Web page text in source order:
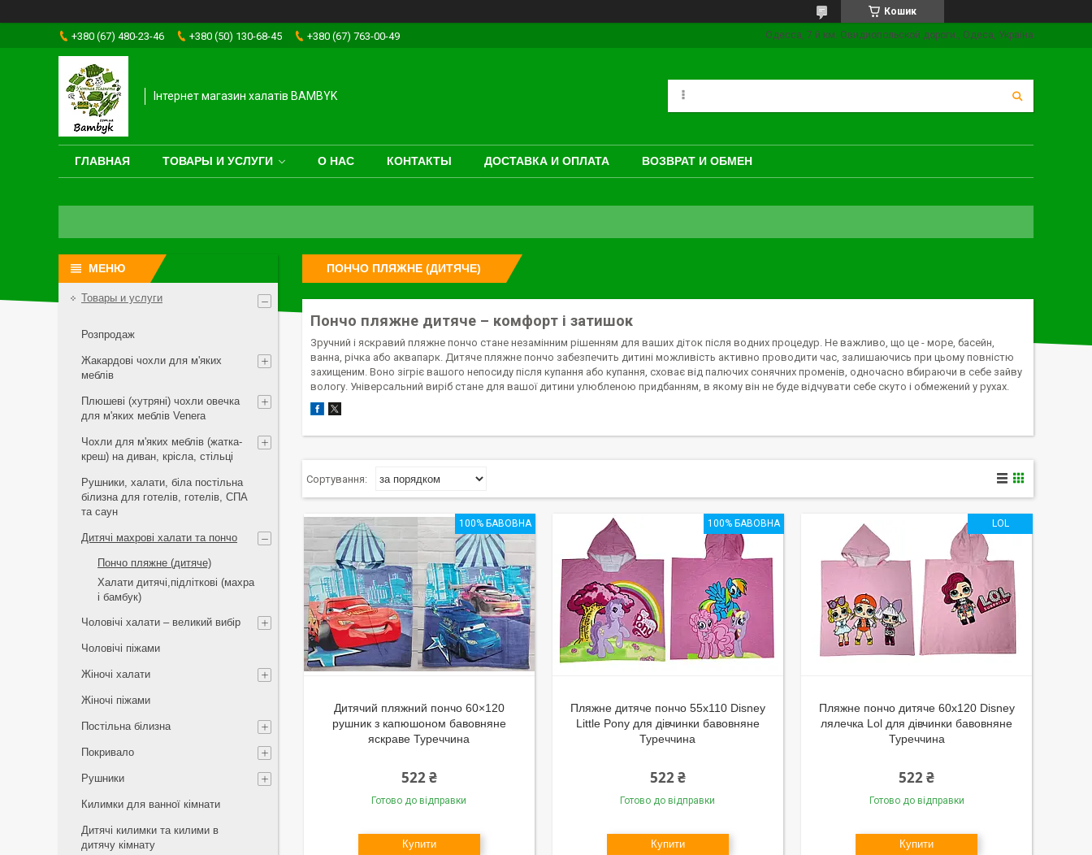
Кошик
+380 (67) 480-23-46 +380 (50) 130-68-45 +380 (67) 763-00-49 Одесса, 7 й км. Овидиопольской дороги., Одеса, Україна
Інтернет магазин халатів BAMBYK
ГЛАВНАЯ ТОВАРЫ И УСЛУГИ О НАС КОНТАКТЫ ДОСТАВКА И ОПЛАТА ВОЗВРАТ И ОБМЕН
ПОНЧО ПЛЯЖНЕ (ДИТЯЧЕ)
Пончо пляжне дитяче – комфорт і затишок
Зручний і яскравий пляжне пончо стане незамінним рішенням для ваших діток після водних процедур. Не важливо, що це - море, басейн,
ванна, річка або аквапарк. Дитяче пляжне пончо забезпечить дитині можливість активно проводити час, залишаючись при цьому повністю
захищеним. Воно зігріє вашого непосиду після купання або купання, сховає від палючих сонячних променів, одночасно вбираючи в себе зайву
вологу. Універсальний виріб стане для вашої дитини улюбленою придбанням, в якому він не буде відчувати себе скуто і обмежений у рухах.
100% БАВОВНА
Дитячий пляжний пончо 60×120
рушник з капюшоном бавовняне
яскраве Туреччина
522 ₴
Готово до відправки
Купити
100% БАВОВНА
Пляжне дитяче пончо 55x110 Disney
Little Pony для дівчинки бавовняне
Туреччина
522 ₴
Готово до відправки
Купити
LOL
Пляжне пончо дитяче 60x120 Disney
лялечка Lol для дівчинки бавовняне
Туреччина
522 ₴
Готово до відправки
Купити
Товары и услуги
Розпродаж
Жакардові чохли для м'яких
меблів
Плюшеві (хутряні) чохли овечка
для м'яких меблів Venera
Чохли для м'яких меблів (жатка-
креш) на диван, крісла, стільці
Рушники, халати, біла постільна
білизна для готелів, готелів, СПА
та саун
Дитячі махрові халати та пончо
Пончо пляжне (дитяче)
Халати дитячі,підліткові (махра
і бамбук)
Чоловічі халати – великий вибір
Чоловічі піжами
Жіночі халати
Жіночі піжами
Постільна білизна
Покривало
Рушники
Килимки для ванної кімнати
Дитячі килимки та килими в
дитячу кімнату